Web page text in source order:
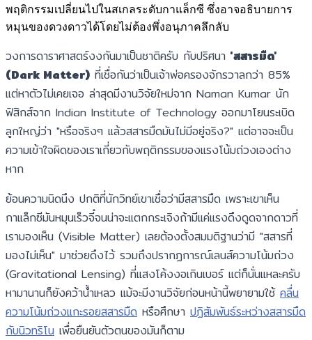
พฤติกรรมเปลี่ยนไปในสเกลระดับกาแล็กซี ซึ่งอาจอธิบายการ
หมุนของดวงดาวได้โดยไม่ต้องพึ่งอนุภาคลึกลับ
วงการดาราศาสตร์งงกันมาเป็นชาติครับ กับปริศนา 'สสารมืด'
(Dark Matter) ที่เชื่อกันว่าเป็นเจ้าพ่อครองจักรวาลกว่า 85%
แต่หาตัวไม่เคยเจอ ล่าสุดมีงานวิจัยใหม่จาก Naman Kumar นัก
ฟิสิกส์จาก Indian Institute of Technology ออกมาโยนระเบิด
ลูกใหญ่ว่า "หรือจริงๆ แล้วสสารมืดมันไม่มีอยู่จริง?" แต่อาจจะเป็น
ความเข้าใจผิดของเราเกี่ยวกับพฤติกรรมของแรงโน้มถ่วงเองต่าง
หาก
ย้อนความนิดนึง ปกติที่นักวิทย์เขาเชื่อว่ามีสสารมืด เพราะเขาเห็น
กาแล็กซีมันหมุนเร็วจี๋จนน่าจะแตกกระเจิงถ้ามีแค่แรงดึงดูดจากดาวที่
เรามองเห็น (Visible Matter) เลยต้องตั้งสมมติฐานว่ามี "สสารที่
มองไม่เห็น" มาช่วยดึงไว้ รวมถึงปรากฏการณ์เลนส์ความโน้มถ่วง
(Gravitational Lensing) ที่แสงโค้งงอเกินเบอร์ แต่ก็นั่นแหละครับ
หามานานก็ยังคว้าน้ำเหลว แม้จะมีงานวิจัยก่อนหน้านี้พยายามใช้ คลื่น
ความโน้มถ่วงแกะรอยสสารมืด หรือศึกษา ปฏิสัมพันธ์ระหว่างสสารมืด
กับนิวทริโน เพื่อยืนยันตัวตนของมันก็ตาม